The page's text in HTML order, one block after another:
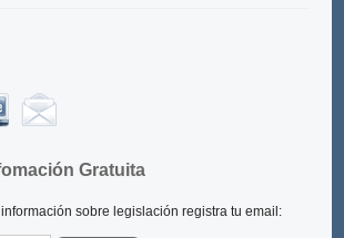
Gratuita
sobre legislación registra tu email: